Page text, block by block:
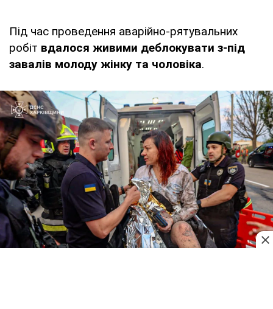
Під час проведення аварійно-рятувальних
робіт вдалося живими деблокувати з-під
завалів молоду жінку та чоловіка.